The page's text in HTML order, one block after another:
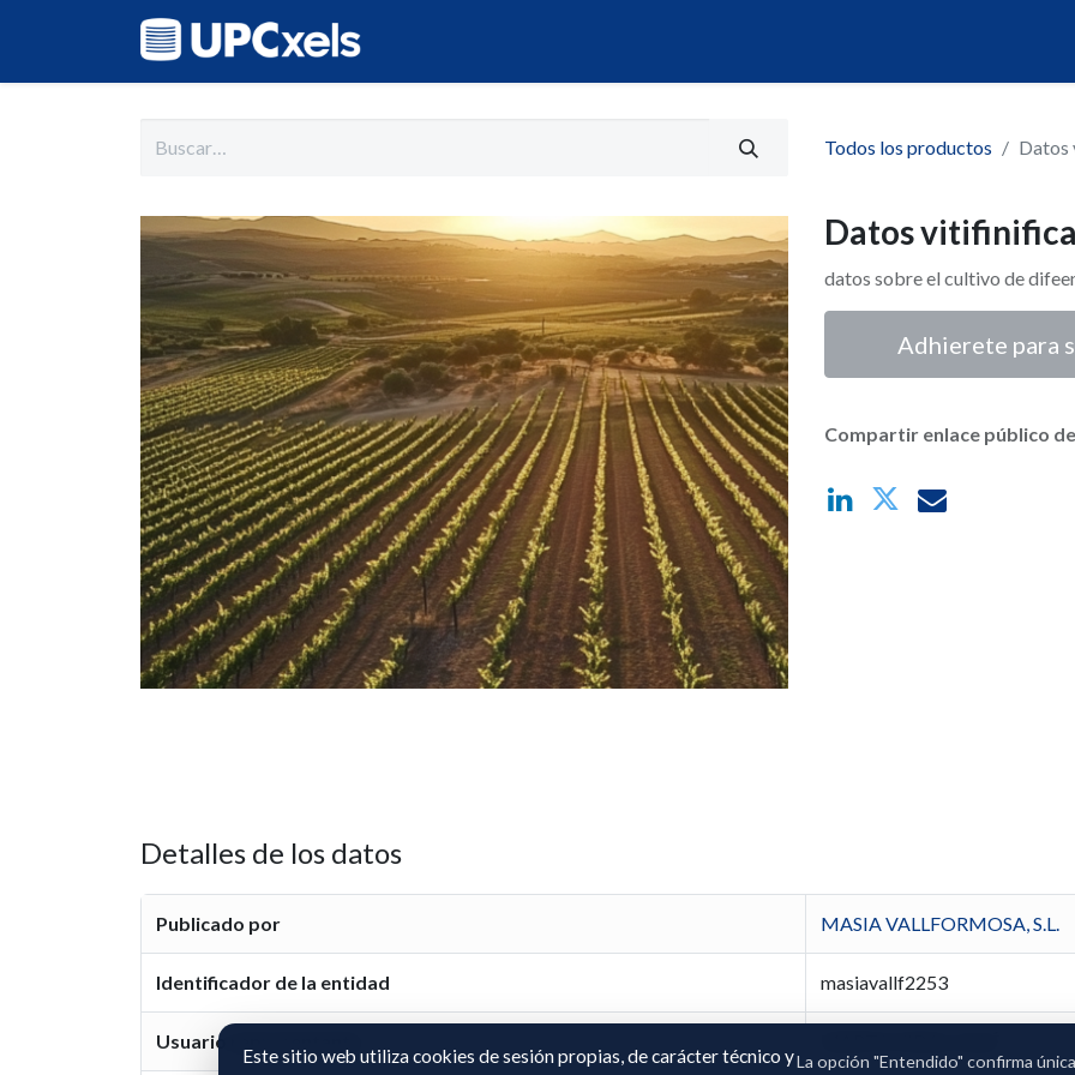
Todos los productos
Datos
datos sobre el cultivo de
Adhierete para
Compartir enlace público
Detalles de los datos
Publicado por MASIA VALLFORMOSA, S.L.
Identificador de la entidad masiavallf2253
Usuario representante
Este sitio web utiliza cookies de sesión propias, de carácter técnico yLa opción "Entendido" confirma